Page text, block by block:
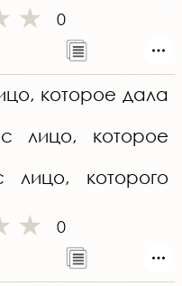
0
которое дала
лицо, которое
лицо, которого
0